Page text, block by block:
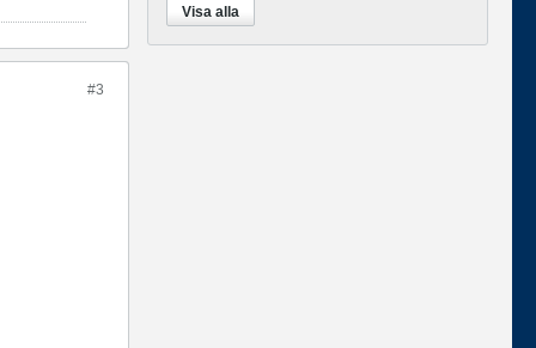
#3
Visa alla